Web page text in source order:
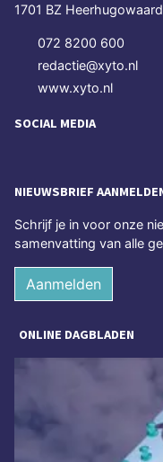
1701 BZ Heerhugowaard
072 8200 600
redactie@xyto.nl
www.xyto.nl
SOCIAL MEDIA
NIEUWSBRIEF
Schrijf je in voor onze
samenvatting van alle
Aanmelden
ONLINE DAGBLADEN